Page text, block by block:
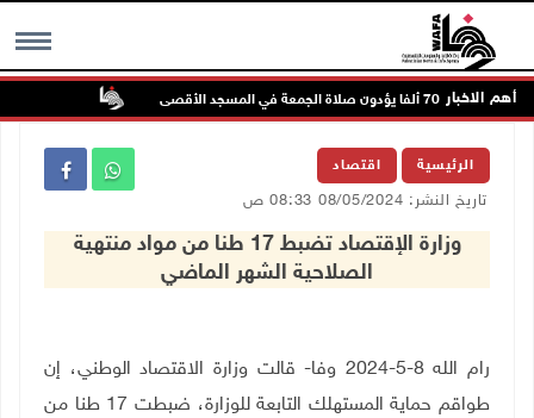
MENU أهم الاخبار
70 ألفا يؤدون صلاة الجمعة في المسجد الأقصى
الرئيسية اقتصاد
تاريخ النشر: 08/05/2024 08:33 ص
وزارة الإقتصاد تضبط 17 طنا من مواد منتهية
الصلاحية الشهر الماضي
رام الله 8-5-2024 وفا- قالت وزارة الاقتصاد الوطني، إن
طواقم حماية المستهلك التابعة للوزارة، ضبطت 17 طنا من